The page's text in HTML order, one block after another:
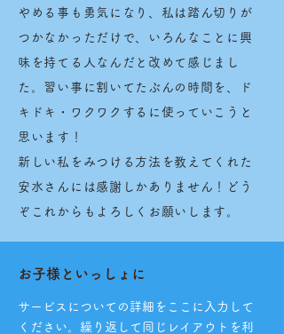
やめる事も勇気になり、私は踏ん切りが
つかなかっただけで、いろんなことに興
味を持てる人なんだと改めて感じまし
た。習い事に割いてたぶんの時間を、ド
キドキ・ワクワクするに使っていこうと
思います！
新しい私をみつける方法を教えてくれた
安水さんには感謝しかありません！どう
ぞこれからもよろしくお願いします。
お子様といっしょに
サービスについての詳細をここに入力して
ください。繰り返して同じレイアウトを利